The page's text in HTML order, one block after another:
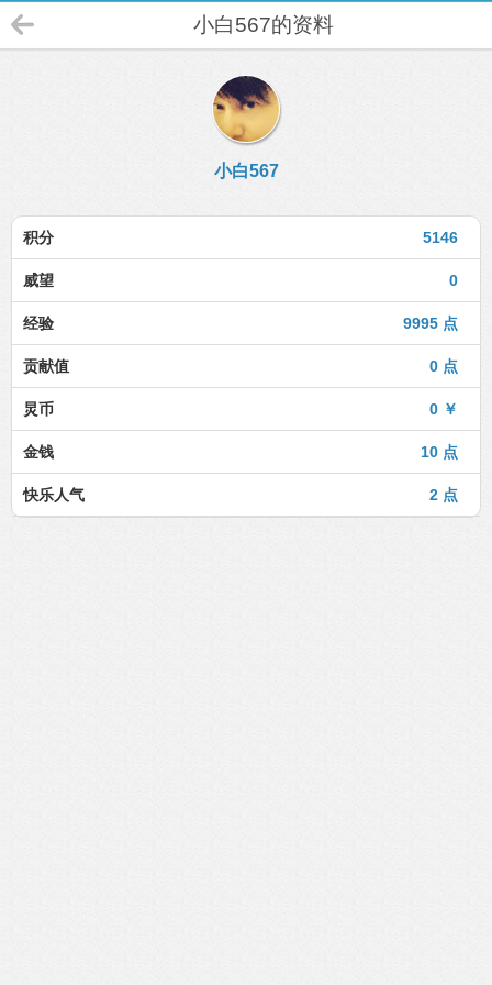
小白567的资料
小白567
5146
积分
0
威望
9995 点
经验
0 点
贡献值
0 ￥
炅币
10 点
金钱
2 点
快乐人气